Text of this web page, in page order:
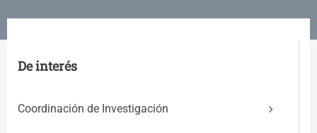
De interés
Coordinación de Investigación